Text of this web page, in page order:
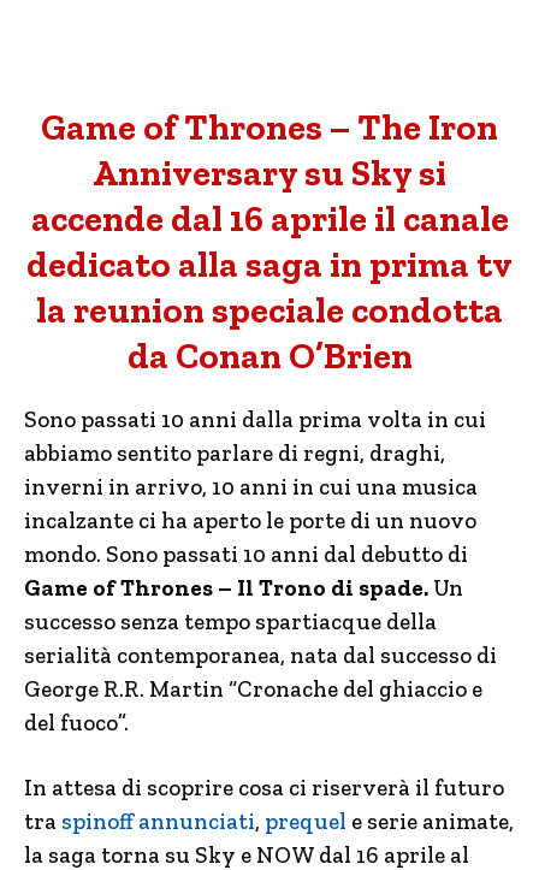
Game of Thrones – The Iron
Anniversary su Sky si
accende dal 16 aprile il canale
dedicato alla saga in prima tv
la reunion speciale condotta
da Conan O’Brien
Sono passati 10 anni dalla prima volta in cui
abbiamo sentito parlare di regni, draghi,
inverni in arrivo, 10 anni in cui una musica
incalzante ci ha aperto le porte di un nuovo
mondo. Sono passati 10 anni dal debutto di
Game of Thrones – Il Trono di spade. Un
successo senza tempo spartiacque della
serialità contemporanea, nata dal successo di
George R.R. Martin “Cronache del ghiaccio e
del fuoco”.
In attesa di scoprire cosa ci riserverà il futuro
tra spinoff annunciati, prequel e serie animate,
la saga torna su Sky e NOW dal 16 aprile al